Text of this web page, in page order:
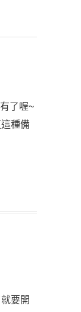
了喔~
種備
要開